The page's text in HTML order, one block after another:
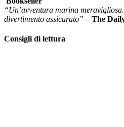
“Un’avventura marina
divertimento assicurato”– The
Consigli di lettura